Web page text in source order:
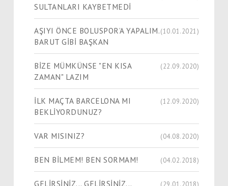
SULTANLARI KAYBETMEDİ
AŞIYI ÖNCE BOLUSPOR’A YAPALIM.
BARUT GİBİ BAŞKAN
(10.01.2021)
BİZE MÜMKÜNSE "EN KISA
ZAMAN" LAZIM
(22.09.2020)
İLK MAÇTA BARCELONA MI
BEKLİYORDUNUZ?
(12.09.2020)
VAR MISINIZ? (04.08.2020)
BEN BİLMEM! BEN SORMAM! (04.02.2018)
GELİRSİNİZ... GELİRSİNİZ... (29.01.2018)